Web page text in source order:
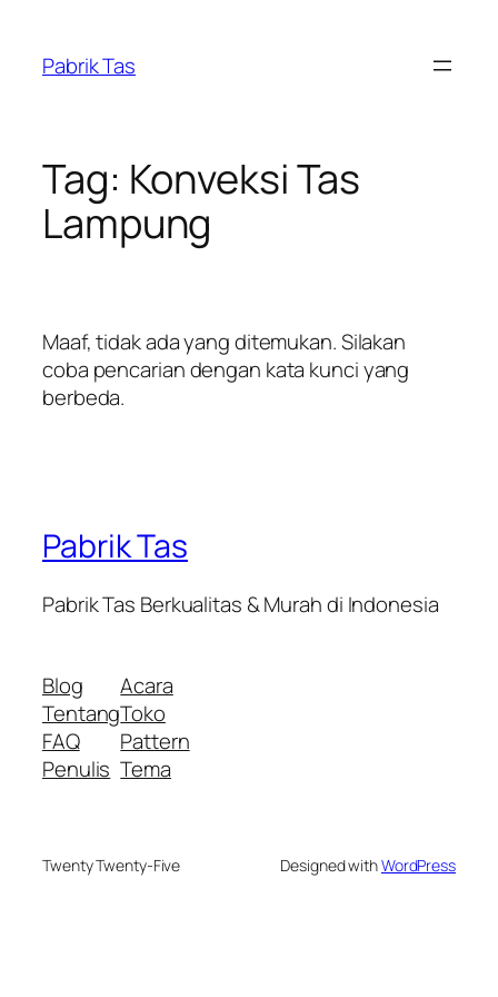
konten
Pabrik Tas
Tag: Konveksi Tas
Lampung
Maaf, tidak ada yang ditemukan. Silakan
coba pencarian dengan kata kunci yang
berbeda.
Pabrik Tas
Pabrik Tas Berkualitas & Murah di Indonesia
Blog
Tentang
FAQ
Penulis
Acara
Toko
Pattern
Tema
Twenty Twenty-Five Designed withWordPress